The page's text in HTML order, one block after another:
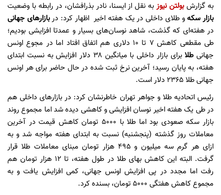
به گزارش بولتن نیوزبه نقل از ایسنا، نادر بذرافشان، در رابطه با وضعیت
بازار سکهو طلای داخلی در یک هفته‌ اخیر اظهار کرد: دربازارهای جهانی
در هفته‌ای که گذشت، شاهد نوسان‌های بسیار و عمدتا افزایشی بودیم؛
طی مقطعی کاهش ۷ تا ۱۰ دلاری هم اتفاق افتاد اما در مجوع اونس
جهانیطلا
برای بازار داخلی با میانگین ۳۸ دلار افزایش به نسبت ابتدای
هفته، به پایان رسید؛ آخرین نرخ ثبت شده در حال حاضر برای هر اونس
جهانی طلا ۲۳۶۵ دلار است.
رئیس اتحادیه طلا و جواهر تهران خاطرنشان کرد: در بازارهای داخلی هم
در طی یک هفته اخیر نوسان افزایشی و کاهشی دیده شد اما مجموع روند
بازار سکه صعودی بود اما طلا با ۵۰۰۰ تومان کاهش قیمت در آخرین
معاملات روز گذشته (پنجشنبه) نسبت به ابتدای هفته مواجه شد و به
ازای هر گرم سه میلیون و ۴۹۵ هزار تومان مبنای معاملات طلا قرار
گرفت. البته این کاهش بهای طلا در طول هفته، تا ۱۲ هزار تومان هم
رفت اما مجدد در پی افزایش اونس جهانی، کمی افزایش یافت و به
مجموع کاهش هفتگی ۵۰۰۰ تومان، بسنده کرد.